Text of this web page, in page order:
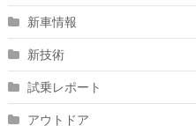
新車情報
新技術
試乗レポート
アウトドア